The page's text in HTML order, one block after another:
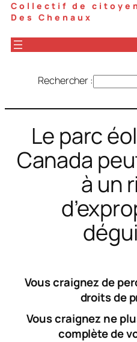
Collectif de
Des Chenaux
Rechercher :
c
e
h
e
r
Le parc
Canada
à un
Vous craignez de
droits de
Vous craignez ne
complète de